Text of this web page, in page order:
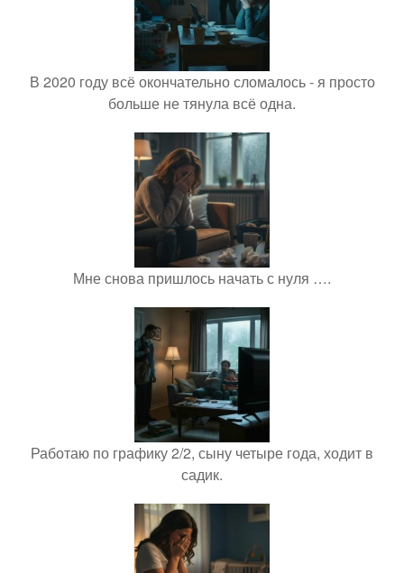
В 2020 году всё окончательно сломалось - я просто
больше не тянула всё одна.
Мне снова пришлось начать с нуля ….
Работаю по графику 2/2, сыну четыре года, ходит в
садик.